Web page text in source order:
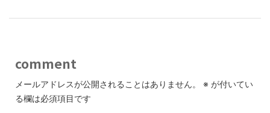
comment
メールアドレスが公開されることはありません。 ※ が付いてい
る欄は必須項目です